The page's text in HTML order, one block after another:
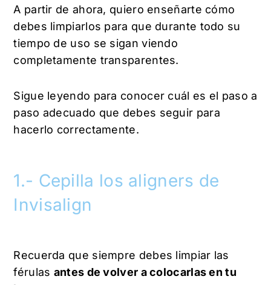
A partir de ahora, quiero enseñarte cómo
debes limpiarlos para que durante todo su
tiempo de uso se sigan viendo
completamente transparentes.
Sigue leyendo para conocer cuál es el paso a
paso adecuado que debes seguir para
hacerlo correctamente.
1.- Cepilla los aligners de
Invisalign
Recuerda que siempre debes limpiar las
férulas antes de volver a colocarlas en tu